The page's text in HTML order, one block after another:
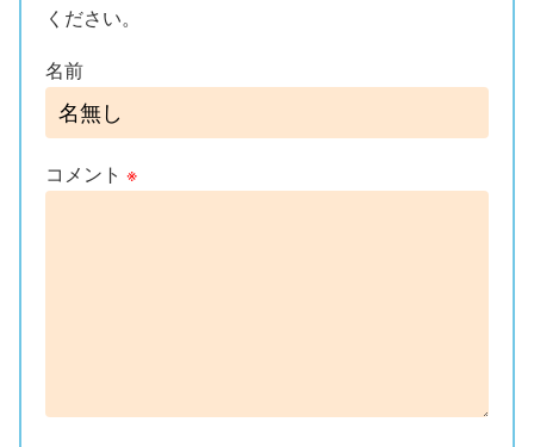
ください。
名前
コメント ※